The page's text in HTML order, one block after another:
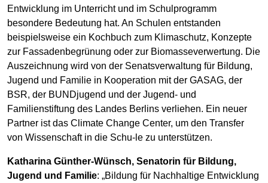
Entwicklung im Unterricht und im Schulprogramm
besondere Bedeutung hat. An Schulen entstanden
beispielsweise ein Kochbuch zum Klimaschutz, Konzepte
zur Fassadenbegrünung oder zur Biomasseverwertung. Die
Auszeichnung wird von der Senatsverwaltung für Bildung,
Jugend und Familie in Kooperation mit der GASAG, der
BSR, der BUNDjugend und der Jugend- und
Familienstiftung des Landes Berlins verliehen. Ein neuer
Partner ist das Climate Change Center, um den Transfer
von Wissenschaft in die Schu-le zu unterstützen.
Katharina Günther-Wünsch, Senatorin für Bildung,
Jugend und Familie: „Bildung für Nachhaltige Entwicklung